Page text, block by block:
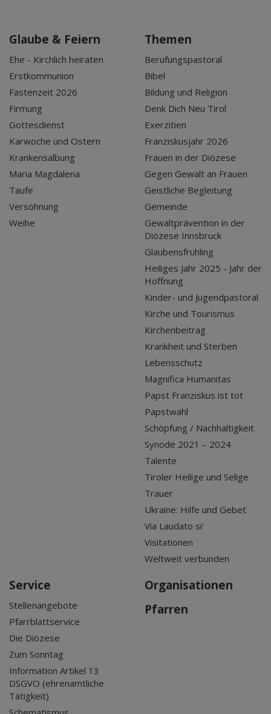
Glaube & Feiern
Ehe - Kirchlich heiraten
Erstkommunion
Fastenzeit 2026
Firmung
Gottesdienst
Karwoche und Ostern
Krankensalbung
Maria Magdalena
Taufe
Versöhnung
Weihe
Themen
Berufungspastoral
Bibel
Bildung und Religion
Denk Dich Neu Tirol
Exerzitien
Franziskusjahr 2026
Frauen in der Diözese
Gegen Gewalt an Frauen
Geistliche Begleitung
Gemeinde
Gewaltprävention in der
Diözese Innsbruck
Glaubensfrühling
Heiliges Jahr 2025 - Jahr der
Hoffnung
Kinder- und Jugendpastoral
Kirche und Tourismus
Kirchenbeitrag
Krankheit und Sterben
Lebensschutz
Magnifica Humanitas
Papst Franziskus ist tot
Papstwahl
Schöpfung / Nachhaltigkeit
Synode 2021 – 2024
Talente
Tiroler Heilige und Selige
Trauer
Ukraine: Hilfe und Gebet
Via Laudato si'
Visitationen
Weltweit verbunden
Service
Stellenangebote
Pfarrblattservice
Die Diözese
Zum Sonntag
Information Artikel 13
DSGVO (ehrenamtliche
Tätigkeit)
Organisationen
Pfarren